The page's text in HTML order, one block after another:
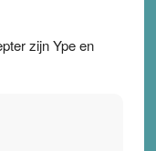
zijn Ype en